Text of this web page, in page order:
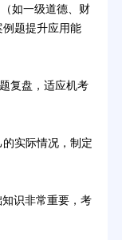
如一级道德、财
题提升应用能
复盘，适应机考
实际情况，制定
识非常重要，考